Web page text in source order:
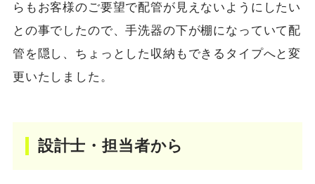
らもお客様のご要望で配管が見えないようにしたい
との事でしたので、手洗器の下が棚になっていて配
管を隠し、ちょっとした収納もできるタイプへと変
更いたしました。
設計士・担当者から